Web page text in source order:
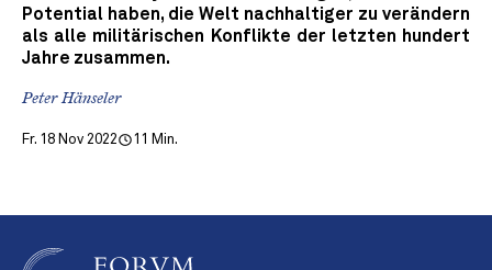
Potential haben, die Welt nachhaltiger zu verändern
als alle militärischen Konflikte der letzten hundert
Jahre zusammen.
Peter Hänseler
Fr. 18 Nov 2022 11 Min.